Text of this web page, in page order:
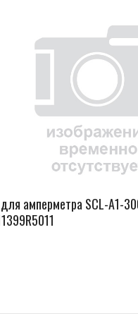
амперметра SCL-A1-